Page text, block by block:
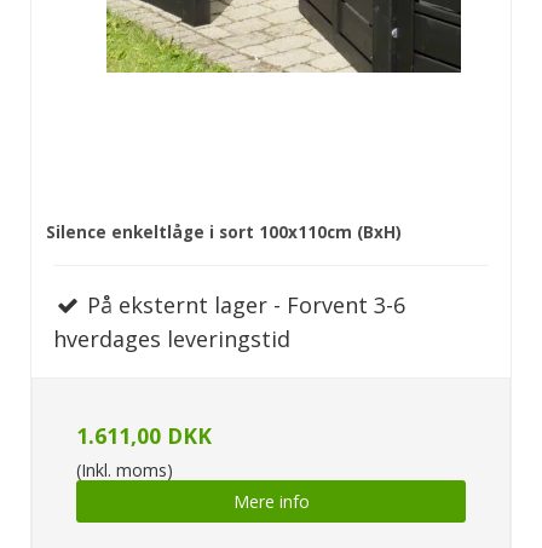
Silence enkeltlåge i sort 100x110cm (BxH)
På eksternt lager - Forvent 3-6
hverdages leveringstid
1.611,00 DKK
(Inkl. moms)
Mere info